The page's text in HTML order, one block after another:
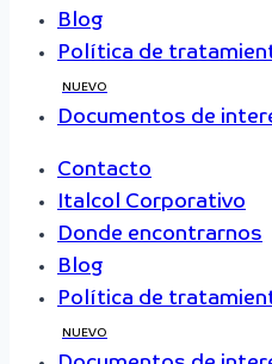
Blog
Política de
NUEVO
Documentos de
Contacto
Italcol Corporativo
Donde encontrarnos
Blog
Política de
NUEVO